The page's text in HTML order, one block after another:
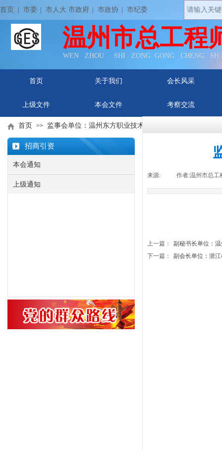
首页 | 市委 市人大 市政府 市政协 市纪委
温州市总工程
WEN ZHOU SHI ZONG GONG CHENG
首页 关于我们 会长风采
上级文件 本会文件 考察交流
招商引资
本会通知
上级通知
首页 >> 监事会单位：温州东方职业技术学院
来源: 作者:温州市总工
上一篇：
副秘书长单位：温
下一篇：
副会长单位：浙江